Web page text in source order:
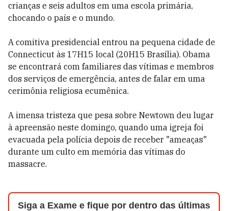
crianças e seis adultos em uma escola primária,
chocando o país e o mundo.
A comitiva presidencial entrou na pequena cidade de
Connecticut às 17H15 local (20H15 Brasília). Obama
se encontrará com familiares das vítimas e membros
dos serviços de emergência, antes de falar em uma
cerimônia religiosa ecumênica.
A imensa tristeza que pesa sobre Newtown deu lugar
à apreensão neste domingo, quando uma igreja foi
evacuada pela polícia depois de receber "ameaças"
durante um culto em memória das vítimas do
massacre.
Siga a Exame e fique por dentro das últimas